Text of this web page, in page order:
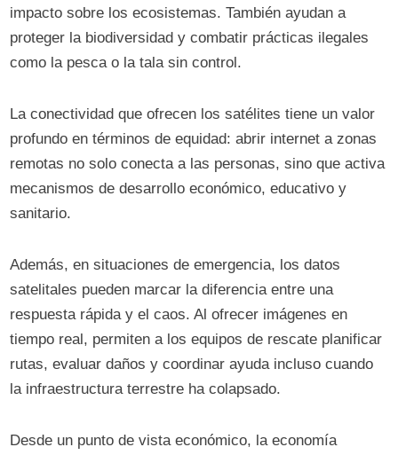
impacto sobre los ecosistemas. También ayudan a
proteger la biodiversidad y combatir prácticas ilegales
como la pesca o la tala sin control.
La conectividad que ofrecen los satélites tiene un valor
profundo en términos de equidad: abrir internet a zonas
remotas no solo conecta a las personas, sino que activa
mecanismos de desarrollo económico, educativo y
sanitario.
Además, en situaciones de emergencia, los datos
satelitales pueden marcar la diferencia entre una
respuesta rápida y el caos. Al ofrecer imágenes en
tiempo real, permiten a los equipos de rescate planificar
rutas, evaluar daños y coordinar ayuda incluso cuando
la infraestructura terrestre ha colapsado.
Desde un punto de vista económico, la economía